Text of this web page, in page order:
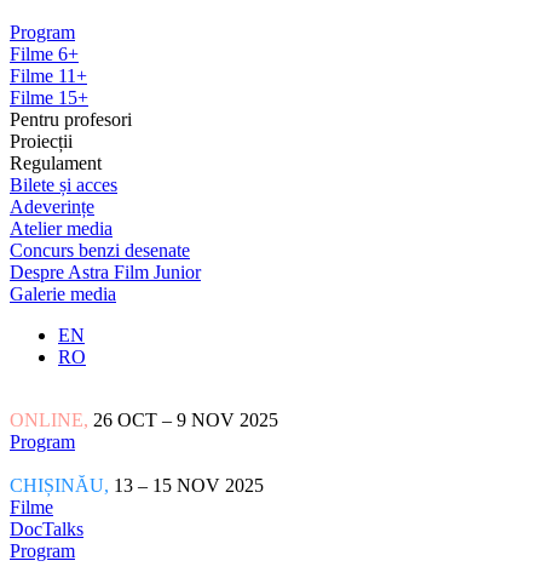
Program
Filme 6+
Filme 11+
Filme 15+
Pentru profesori
Proiecții
Regulament
Bilete și acces
Adeverințe
Atelier media
Concurs benzi desenate
Despre Astra Film Junior
Galerie media
EN
RO
ONLINE, 26 OCT – 9 NOV 2025
Program
CHIȘINĂU, 13 – 15 NOV 2025
Filme
DocTalks
Program